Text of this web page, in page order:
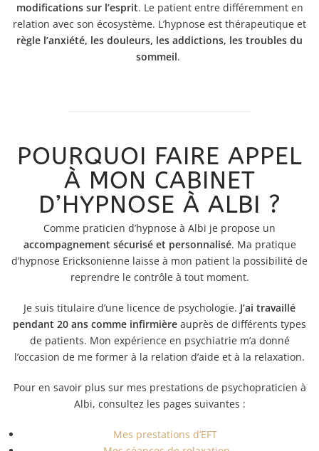
modifications sur l’esprit. Le patient entre différemment en
relation avec son écosystème. L’hypnose est thérapeutique et
règle l’anxiété, les douleurs, les addictions, les troubles du
sommeil.
POURQUOI FAIRE APPEL
À MON CABINET
D’HYPNOSE À ALBI ?
Comme praticien d’hypnose à Albi je propose un
accompagnement sécurisé et personnalisé. Ma pratique
d’hypnose Ericksonienne laisse à mon patient la possibilité de
reprendre le contrôle à tout moment.
Je suis titulaire d’une licence de psychologie. J’ai travaillé
pendant 20 ans comme infirmière auprès de différents types
de patients. Mon expérience en psychiatrie m’a donné
l’occasion de me former à la relation d’aide et à la relaxation.
Pour en savoir plus sur mes prestations de psychopraticien à
Albi, consultez les pages suivantes :
Mes prestations d’EFT